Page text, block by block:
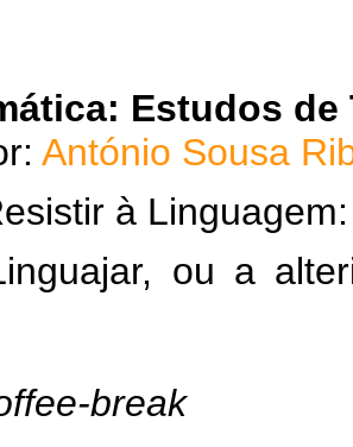
Estudos de
António Sousa
à
ou a
break